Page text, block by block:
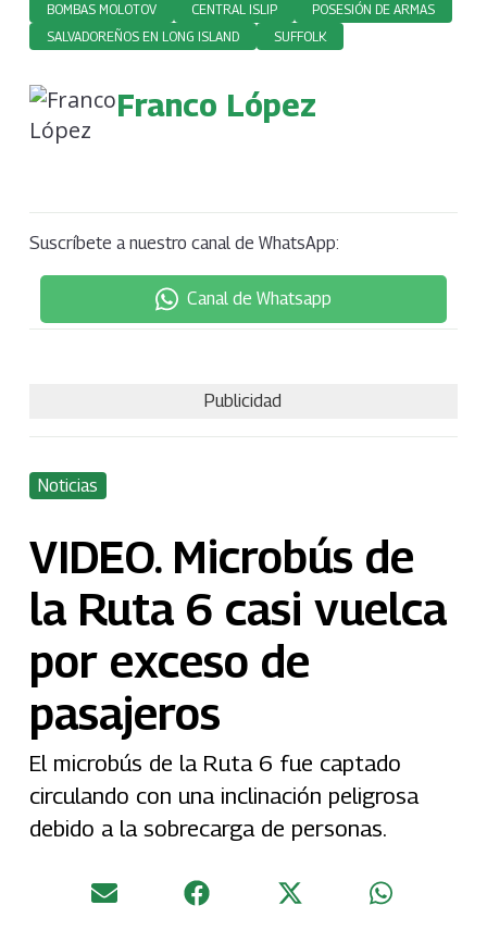
BOMBAS MOLOTOV CENTRAL ISLIP
POSESIÓN DE ARMAS
SALVADOREÑOS EN LONG ISLAND
SUFFOLK
Franco López
Suscríbete a nuestro canal de WhatsApp:
Canal de Whatsapp
Publicidad
Noticias
VIDEO. Microbús de
la Ruta 6 casi vuelca
por exceso de
pasajeros
El microbús de la Ruta 6 fue captado
circulando con una inclinación peligrosa
debido a la sobrecarga de personas.